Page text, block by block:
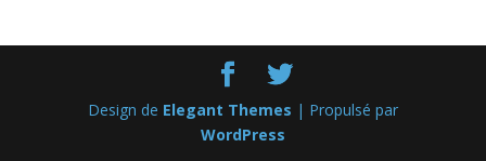
Design de Elegant Themes | Propulsé par
WordPress